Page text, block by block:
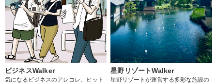
ビジネスWalker
気になるビジネスのアレコレ、ヒット
星野リゾートWalker
星野リゾートが運営する多彩な施設の